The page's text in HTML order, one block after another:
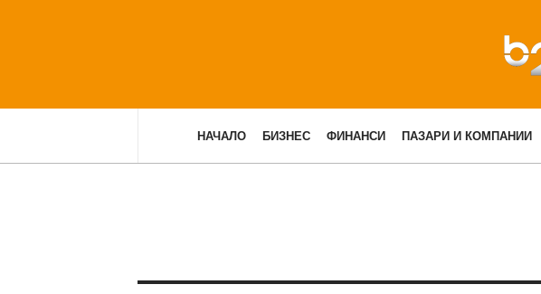
НАЧАЛО БИЗНЕС ФИНАНСИ ПАЗАРИ И КОМПАНИИ